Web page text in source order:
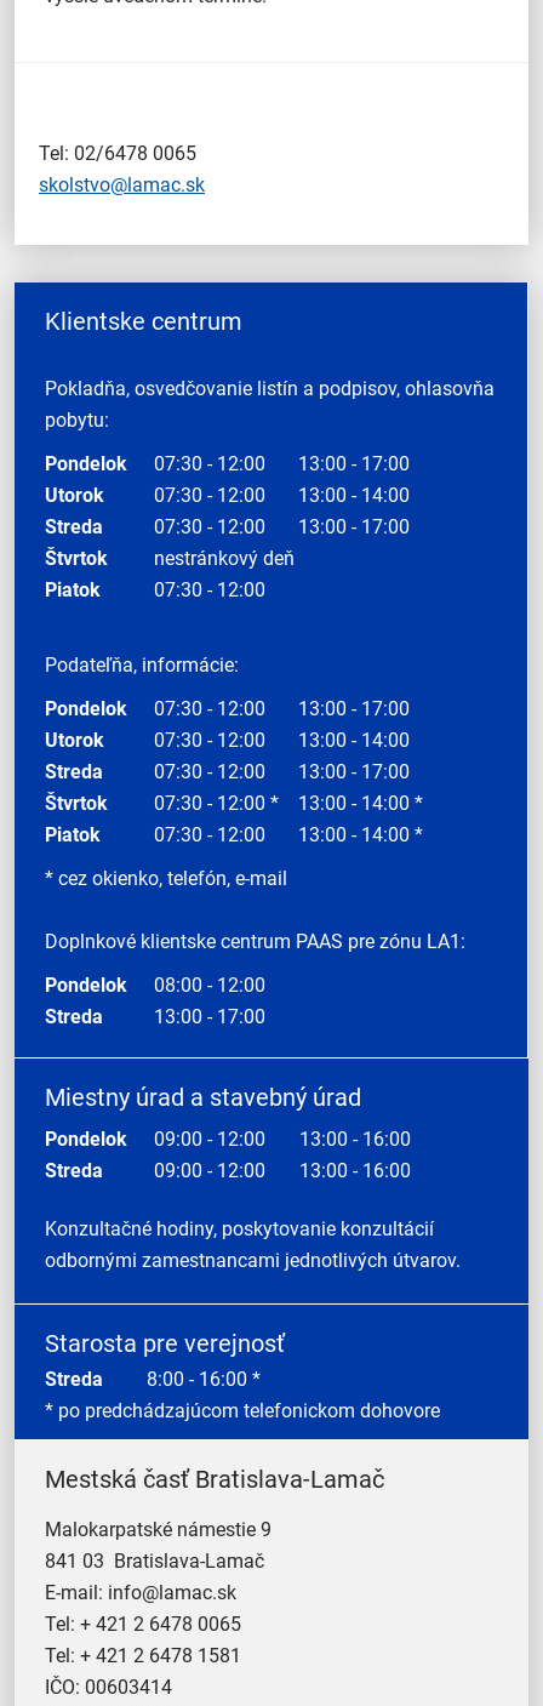
Tel: 02/6478 0065
skolstvo@lamac.sk
Klientske centrum
Pokladňa, osvedčovanie listín a podpisov, ohlasovňa
pobytu:
Pondelok
07:30 - 12:00
13:00 - 17:00
Utorok
07:30 - 12:00
13:00 - 14:00
Streda
07:30 - 12:00
13:00 - 17:00
Štvrtok
nestránkový deň
Piatok
07:30 - 12:00
Podateľňa, informácie:
Pondelok
07:30 - 12:00
13:00 - 17:00
Utorok
07:30 - 12:00
13:00 - 14:00
Streda
07:30 - 12:00
13:00 - 17:00
Štvrtok
07:30 - 12:00 *
13:00 - 14:00 *
Piatok
07:30 - 12:00
13:00 - 14:00 *
* cez okienko, telefón, e-mail
Doplnkové klientske centrum PAAS pre zónu LA1:
Pondelok
08:00 - 12:00
Streda
13:00 - 17:00
Miestny úrad a stavebný úrad
Pondelok 09:00 - 12:00
13:00 - 16:00
Streda
09:00 - 12:00 13:00 - 16:00
Konzultačné hodiny, poskytovanie konzultácií
odbornými zamestnancami jednotlivých útvarov.
Starosta pre verejnosť
Streda 8:00 - 16:00 *
* po predchádzajúcom telefonickom dohovore
Mestská časť Bratislava-Lamač
Malokarpatské námestie 9
841 03 Bratislava-Lamač
E-mail: info@lamac.sk
Tel: + 421 2 6478 0065
Tel: + 421 2 6478 1581
IČO: 00603414